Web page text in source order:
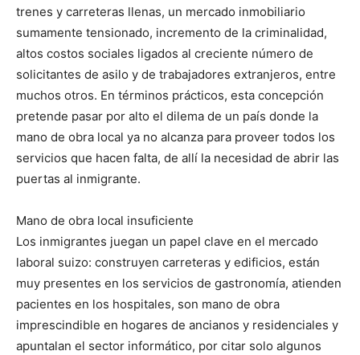
trenes y carreteras llenas, un mercado inmobiliario
sumamente tensionado, incremento de la criminalidad,
altos costos sociales ligados al creciente número de
solicitantes de asilo y de trabajadores extranjeros, entre
muchos otros. En términos prácticos, esta concepción
pretende pasar por alto el dilema de un país donde la
mano de obra local ya no alcanza para proveer todos los
servicios que hacen falta, de allí la necesidad de abrir las
puertas al inmigrante.
Mano de obra local insuficiente
Los inmigrantes juegan un papel clave en el mercado
laboral suizo: construyen carreteras y edificios, están
muy presentes en los servicios de gastronomía, atienden
pacientes en los hospitales, son mano de obra
imprescindible en hogares de ancianos y residenciales y
apuntalan el sector informático, por citar solo algunos